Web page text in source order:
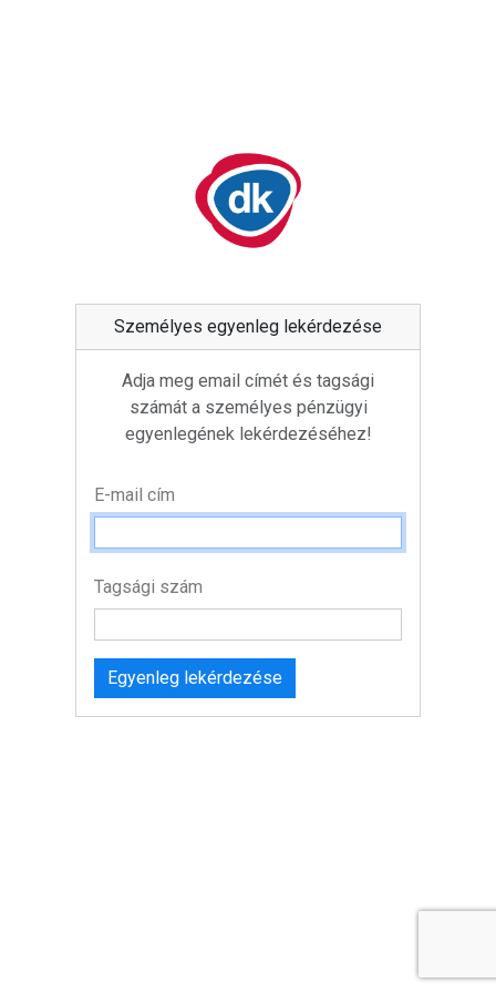
Személyes egyenleg lekérdezése
Adja meg email címét és tagsági
számát a személyes pénzügyi
egyenlegének lekérdezéséhez!
E-mail cím
Tagsági szám
Egyenleg lekérdezése